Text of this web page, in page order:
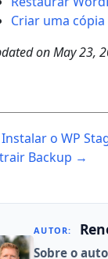
Criar uma
onMay 23,
Post
o WP
Backup →
AUTOR:
Sobre o